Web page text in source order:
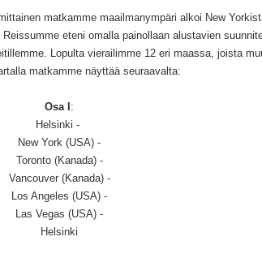
matkamme maailmanympäri alkoi New
eteni omalla painollaan alustavien
Lopulta vierailimme 12 eri maassa, joista
matkamme näyttää seuraavalta:
Osa I:
Helsinki -
New York (USA) -
Toronto (Kanada) -
Vancouver (Kanada) -
Los Angeles (USA) -
Las Vegas (USA) -
Helsinki